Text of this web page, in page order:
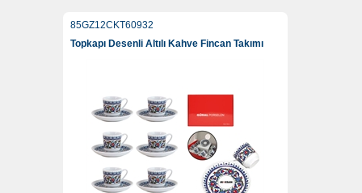
85GZ12CKT60932
Topkapı Desenli Altılı Kahve Fincan Takımı